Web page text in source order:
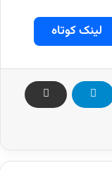
لینک کوتاه